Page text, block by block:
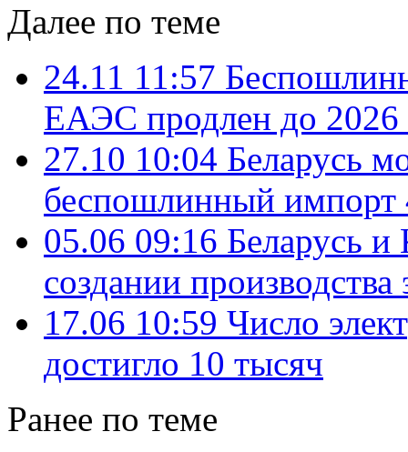
Далее по теме
24.11 11:57
ЕАЭС продлен до 2026
27.10 10:04 Беларусь
беспошлинный импорт
05.06 09:16 Беларусь и
создании
17.06 10:59 Число
достигло 10 тысяч
Ранее по теме